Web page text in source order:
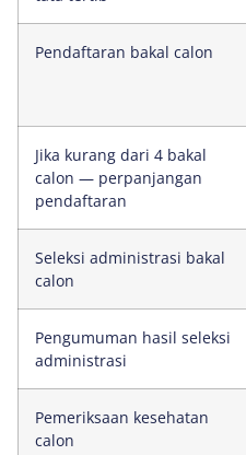
Pendaftaran bakal calon
Jika kurang dari 4 bakal
calon — perpanjangan
pendaftaran
Seleksi administrasi bakal
calon
Pengumuman hasil seleksi
administrasi
Pemeriksaan kesehatan
calon